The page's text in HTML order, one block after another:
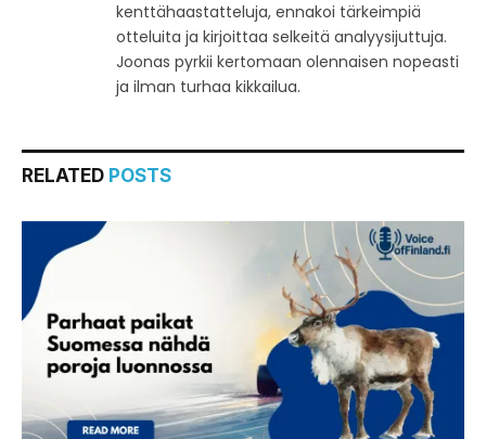
kenttähaastatteluja, ennakoi tärkeimpiä
otteluita ja kirjoittaa selkeitä analyysijuttuja.
Joonas pyrkii kertomaan olennaisen nopeasti
ja ilman turhaa kikkailua.
RELATED POSTS